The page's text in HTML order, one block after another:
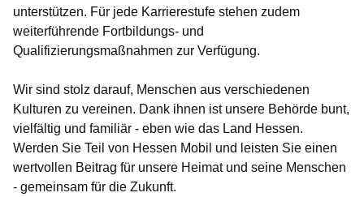
unterstützen. Für jede Karrierestufe stehen zudem
weiterführende Fortbildungs- und
Qualifizierungsmaßnahmen zur Verfügung.
Wir sind stolz darauf, Menschen aus verschiedenen
Kulturen zu vereinen. Dank ihnen ist unsere Behörde bunt,
vielfältig und familiär - eben wie das Land Hessen.
Werden Sie Teil von Hessen Mobil und leisten Sie einen
wertvollen Beitrag für unsere Heimat und seine Menschen
- gemeinsam für die Zukunft.